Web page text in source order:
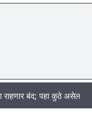
पहा कुठे असेल पाणी बंद|